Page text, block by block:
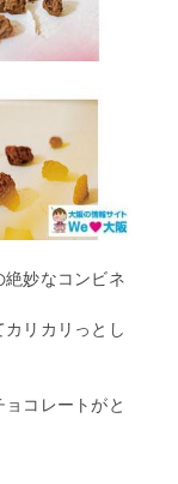
妙なコンビネ
リカリっとし
コレートがと